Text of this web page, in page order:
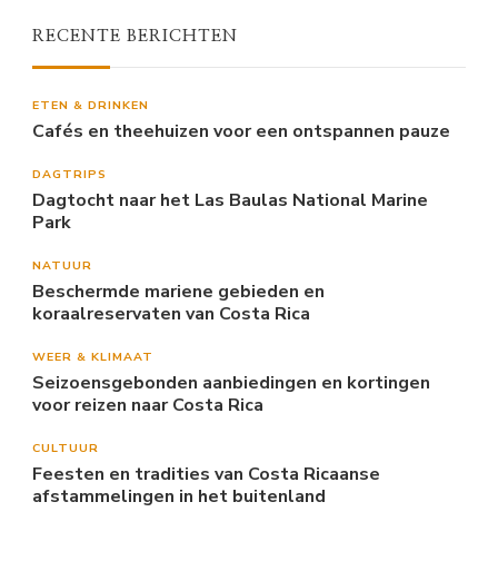
RECENTE BERICHTEN
ETEN & DRINKEN
Cafés en theehuizen voor een ontspannen pauze
DAGTRIPS
Dagtocht naar het Las Baulas National Marine
Park
NATUUR
Beschermde mariene gebieden en
koraalreservaten van Costa Rica
WEER & KLIMAAT
Seizoensgebonden aanbiedingen en kortingen
voor reizen naar Costa Rica
CULTUUR
Feesten en tradities van Costa Ricaanse
afstammelingen in het buitenland